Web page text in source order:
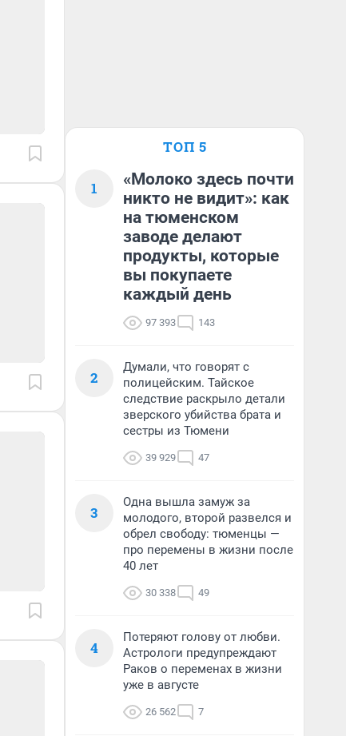
ТОП 5
1
«Молоко здесь почти
никто не видит»: как
на тюменском
заводе делают
продукты, которые
вы покупаете
каждый день
97 393 143
2
Думали, что говорят с
полицейским. Тайское
следствие раскрыло детали
зверского убийства брата и
сестры из Тюмени
39 929 47
3
Одна вышла замуж за
молодого, второй развелся и
обрел свободу: тюменцы —
про перемены в жизни после
40 лет
30 338 49
4
Потеряют голову от любви.
Астрологи предупреждают
Раков о переменах в жизни
уже в августе
26 562 7